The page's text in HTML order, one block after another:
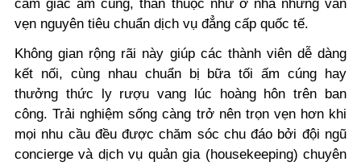
cảm giác ấm cúng, thân thuộc như ở nhà nhưng vẫn
vẹn nguyên tiêu chuẩn dịch vụ đẳng cấp quốc tế.
Không gian rộng rãi này giúp các thành viên dễ dàng
kết nối, cùng nhau chuẩn bị bữa tối ấm cúng hay
thưởng thức ly rượu vang lúc hoàng hôn trên ban
công. Trải nghiệm sống càng trở nên trọn vẹn hơn khi
mọi nhu cầu đều được chăm sóc chu đáo bởi đội ngũ
concierge và dịch vụ quản gia (housekeeping) chuyên